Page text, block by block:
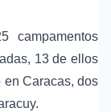
campamentos
13 de ellos
en Caracas, dos